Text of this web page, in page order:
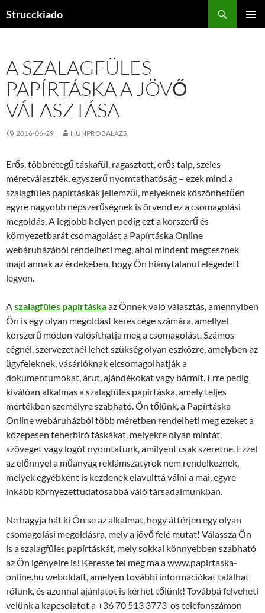
Strucckiado
A SZALAGFÜLES
PAPÍRTÁSKA A JÖVŐ
VÁLASZTÁSA
2016-06-29 HUNPROBALAZS
Erős, többrétegű táskafül, ragasztott, erős talp, széles
méretválaszték, egyszerű nyomtathatóság – ezek mind a
szalagfüles papírtáskák jellemzői, melyeknek köszönhetően
egyre nagyobb népszerűségnek is örvend ez a csomagolási
megoldás. A legjobb helyen pedig ezt a korszerű és
környezetbarát csomagolást a Papírtáska Online
webáruházából rendelheti meg, ahol mindent megtesznek
majd annak az érdekében, hogy Ön hiánytalanul elégedett
legyen.
Aszalagfüles papirtáskaaz Önnek való választás, amennyiben
Ön is egy olyan megoldást keres cége számára, amellyel
korszerű módon valósíthatja meg a csomagolást. Számos
cégnél, szervezetnél lehet szükség olyan eszközre, amelyben az
ügyfeleknek, vásárlóknak elcsomagolhatják a
dokumentumokat, árut, ajándékokat vagy bármit. Erre pedig
kiválóan alkalmas a szalagfüles papírtáska, amely teljes
mértékben személyre szabható. Ön tőlünk, a Papírtáska
Online webáruházból több méretben rendelheti meg ezeket a
közepesen teherbíró táskákat, melyekre olyan mintát,
szöveget vagy logót nyomtatunk, amilyent csak szeretne. Ezzel
az előnnyel a műanyag reklámszatyrok nem rendelkeznek,
melyek egyébként is kezdenek elavulttá válni a mai, egyre
inkább környezettudatosabbá váló társadalmunkban.
Ne hagyja hát ki Ön se az alkalmat, hogy áttérjen egy olyan
csomagolási megoldásra, mely a jövő felé mutat! Válassza Ön
is a szalagfüles papírtáskát, mely sokkal könnyebben szabható
az Ön igényeire is! Keresse fel még ma a www.papirtaska-
online.hu weboldalt, amelyen további információkat találhat
rólunk, és azonnal ajánlatot is kérhet tőlünk! Továbbá felveheti
velünk a kapcsolatot a +36 70 513 3773-os telefonszámon